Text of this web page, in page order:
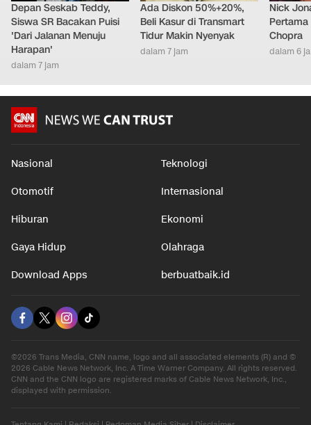
Depan Seskab Teddy,
Siswa SR Bacakan Puisi
'Dari Jalanan Menuju
Harapan'
dalam 7 jam
Ada Diskon 50%+20%,
Beli Kasur di Transmart
Tidur Makin Nyenyak
dalam 7 jam
Nick
Chopra
dalam 6
Nasional Teknologi
Otomotif Internasional
Hiburan Ekonomi
Gaya Hidup Olahraga
Download Apps berbuatbaik.id
©2026 Trans Media, CNN name, logo and all associated elements (R) and ©
2026 Cable News Network, Inc. A Time Warner Company. All rights reserved.
CNN and the CNN logo are registered marks of Cable News Network, Inc.,
displayed with permission.